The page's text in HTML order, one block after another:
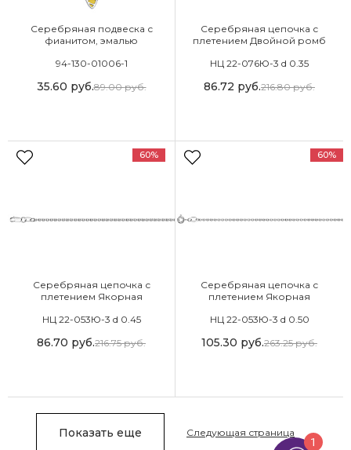
Серебряная подвеска с
фианитом, эмалью
94-130-01006-1
35.60 руб.89.00руб.
Серебряная цепочка с
плетением Двойной ромб
НЦ 22-076Ю-3 d 0.35
86.72 руб.216.80руб.
60%
Серебряная цепочка с
плетением Якорная
НЦ 22-053Ю-3 d 0.45
86.70 руб.216.75руб.
60%
Серебряная цепочка с
плетением Якорная
НЦ 22-053Ю-3 d 0.50
105.30 руб.263.25руб.
Показать еще Следующая страница
1